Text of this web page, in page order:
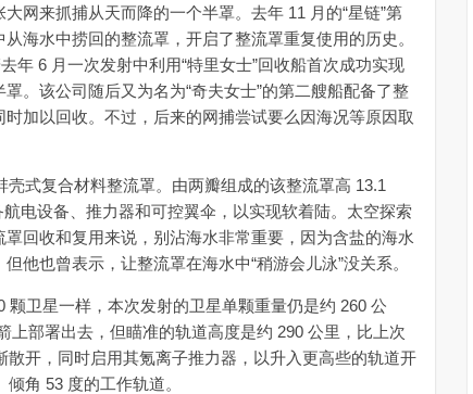
网来抓捕从天而降的一个半罩。去年 11 月的“星链”第
海水中捞回的整流罩，开启了整流罩重复使用的历史。
年 6 月一次发射中利用“特里女士”回收船首次成功实现
。该公司随后又为名为“奇夫女士”的第二艘船配备了整
加以回收。不过，后来的网捕尝试要么因海况等原因取
式复合材料整流罩。由两瓣组成的该整流罩高 13.1
电设备、推力器和可控翼伞，以实现软着陆。太空探索
回收和复用来说，别沾海水非常重要，因为含盐的海水
他也曾表示，让整流罩在海水中“稍游会儿泳”没关系。
卫星一样，本次发射的卫星单颗重量仍是约 260 公
上部署出去，但瞄准的轨道高度是约 290 公里，比上次
散开，同时启用其氪离子推力器，以升入更高些的轨道开
角 53 度的工作轨道。